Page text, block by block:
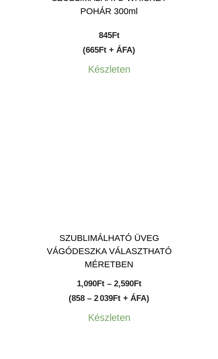
POHÁR 300ml
845Ft
(665Ft + ÁFA)
Készleten
SZUBLIMÁLHATÓ ÜVEG
VÁGÓDESZKA VÁLASZTHATÓ
MÉRETBEN
1,090Ft – 2,590FtÁrtartomány:
1,090Ft
(858 – 2 039Ft + ÁFA)
Készleten